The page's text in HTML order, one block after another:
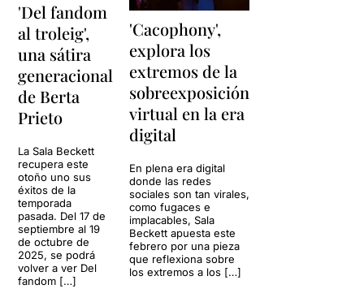
'Del fandom
al troleig',
una sátira
generacional
de Berta
Prieto
La Sala Beckett
recupera este
otoño uno sus
éxitos de la
temporada
pasada. Del 17 de
septiembre al 19
de octubre de
2025, se podrá
volver a ver Del
fandom […]
'Cacophony',
explora los
extremos de la
sobreexposición
virtual en la era
digital
En plena era digital
donde las redes
sociales son tan virales,
como fugaces e
implacables, Sala
Beckett apuesta este
febrero por una pieza
que reflexiona sobre
los extremos a los […]